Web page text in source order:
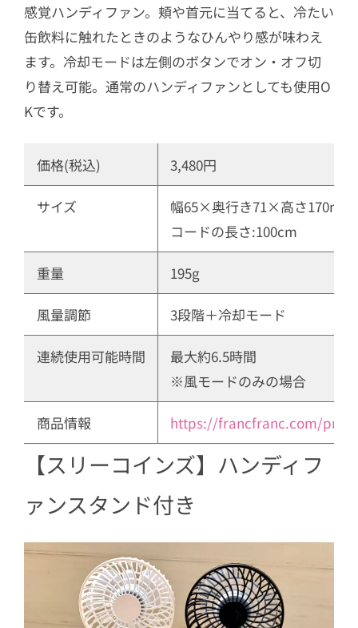
感覚ハンディファン。頬や首元に当てると、冷たい
缶飲料に触れたときのようなひんやり感が味わえ
ます。冷却モードは左側のボタンでオン・オフ切
り替え可能。通常のハンディファンとしても使用O
Kです。
価格(税込) 3,480円
サイズ
幅65×奥行き71×高さ170mm
コードの長さ:100cm
重量 195g
風量調節 3段階＋冷却モード
連続使用可能時間
最大約6.5時間
※風モードのみの場合
商品情報 https://francfranc.com/
【スリーコインズ】ハンディフ
ァンスタンド付き